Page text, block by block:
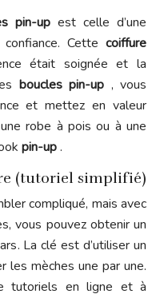
pin-up est celle d’une
Cette coiffure
était soignée et la
boucles pin-up , vous
et mettez en valeur
robe à pois ou à une
pin-up.
(tutoriel simplifié)
compliqué, mais avec
vous pouvez obtenir un
La clé est d’utiliser un
les mèches une par une.
tutoriels en ligne et à